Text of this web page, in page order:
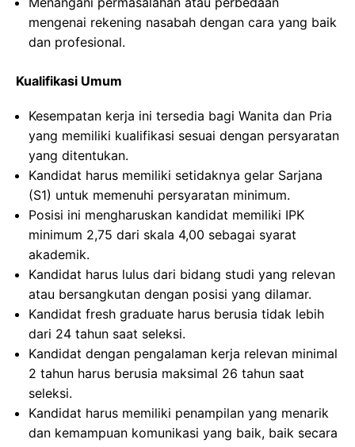
mengenai rekening nasabah dengan cara yang baik
dan profesional.
Kualifikasi Umum
Kesempatan kerja ini tersedia bagi Wanita dan Pria
yang memiliki kualifikasi sesuai dengan persyaratan
yang ditentukan.
Kandidat harus memiliki setidaknya gelar Sarjana
(S1) untuk memenuhi persyaratan minimum.
Posisi ini mengharuskan kandidat memiliki IPK
minimum 2,75 dari skala 4,00 sebagai syarat
akademik.
Kandidat harus lulus dari bidang studi yang relevan
atau bersangkutan dengan posisi yang dilamar.
Kandidat fresh graduate harus berusia tidak lebih
dari 24 tahun saat seleksi.
Kandidat dengan pengalaman kerja relevan minimal
2 tahun harus berusia maksimal 26 tahun saat
seleksi.
Kandidat harus memiliki penampilan yang menarik
dan kemampuan komunikasi yang baik, baik secara